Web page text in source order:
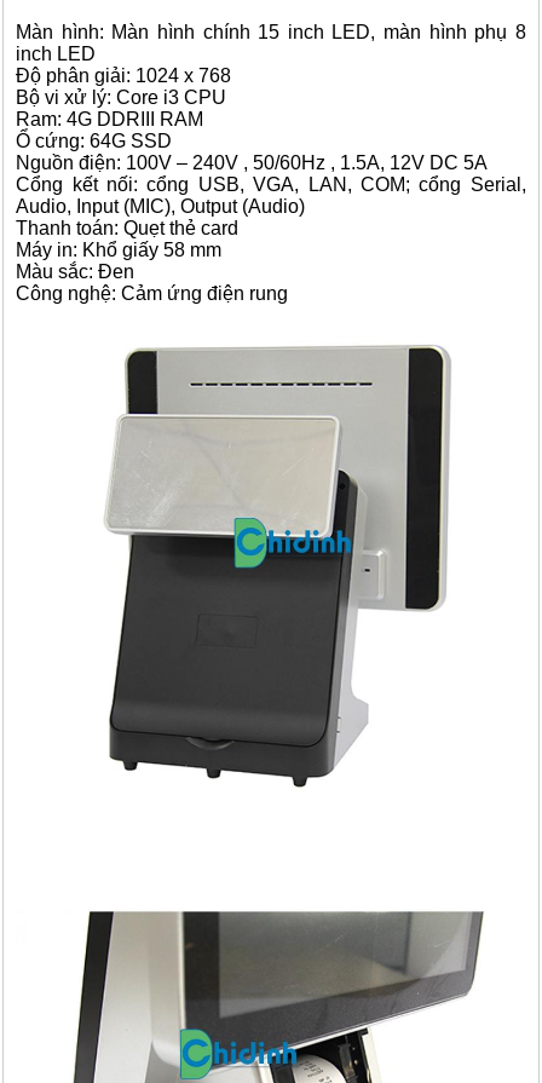
Màn hình: Màn hình chính 15 inch LED, màn hình phụ 8
inch LED
Độ phân giải: 1024 x 768
Bộ vi xử lý: Core i3 CPU
Ram: 4G DDRIII RAM
Ổ cứng: 64G SSD
Nguồn điện: 100V – 240V , 50/60Hz , 1.5A, 12V DC 5A
Cổng kết nối: cổng USB, VGA, LAN, COM; cổng Serial,
Audio, Input (MIC), Output (Audio)
Thanh toán: Quẹt thẻ card
Máy in: Khổ giấy 58 mm
Màu sắc: Đen
Công nghệ: Cảm ứng điện rung